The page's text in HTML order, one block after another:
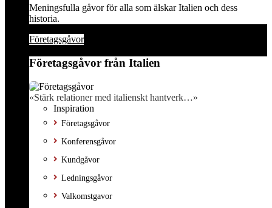
Meningsfulla gåvor för alla som älskar Italien och dess
historia.
Företagsgåvor
Företagsgåvor från Italien
«Stärk relationer med italienskt hantverk…»
Inspiration
Företagsgåvor
Konferensgåvor
Kundgåvor
Ledningsgåvor
Valkomstgavor